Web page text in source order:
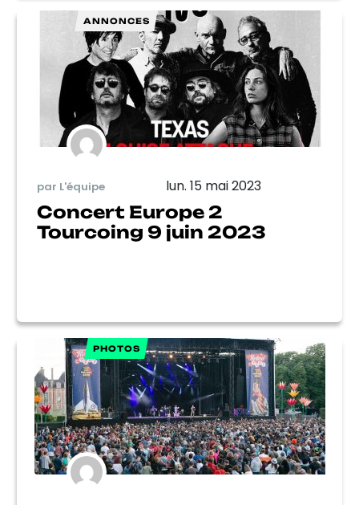
ANNONCES
par L'équipe lun. 15 mai 2023
Concert Europe 2
Tourcoing 9 juin 2023
PHOTOS